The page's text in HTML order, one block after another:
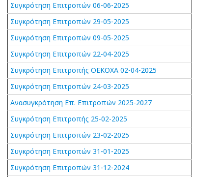
Συγκρότηση Επιτροπών 06-06-2025
Συγκρότηση Επιτροπών 29-05-2025
Συγκρότηση Επιτροπών 09-05-2025
Συγκρότηση Επιτροπών 22-04-2025
Συγκρότηση Επιτροπής ΟΕΚΟΧΑ 02-04-2025
Συγκρότηση Επιτροπών 24-03-2025
Ανασυγκρότηση Επ. Επιτροπών 2025-2027
Συγκρότηση Επιτροπής 25-02-2025
Συγκρότηση Επιτροπών 23-02-2025
Συγκρότηση Επιτροπών 31-01-2025
Συγκρότηση Επιτροπών 31-12-2024